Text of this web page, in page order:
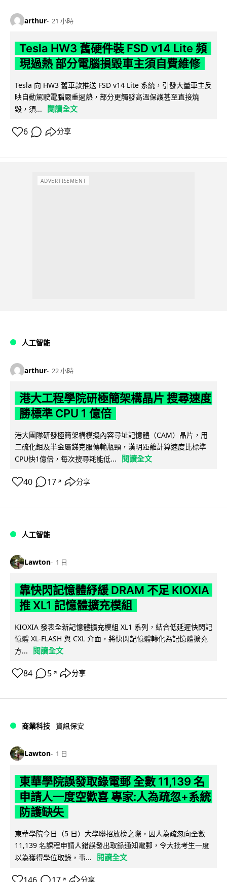
arthur 21 小時
Tesla HW3 舊硬件裝 FSD v14 Lite 頻
現過熱 部分電腦損毀車主須自費維修
Tesla 向 HW3 舊車款推送 FSD v14 Lite 系統，引發大量車主反
映自動駕駛電腦嚴重過熱，部分更觸發高溫保護甚至直接燒
毀，須...
閱讀全文
6 分享
ADVERTISEMENT
人工智能
arthur 22 小時
港大工程學院研極簡架構晶片 搜尋速度
勝標準 CPU 1 億倍
港大團隊研發極簡架構模擬內容尋址記憶體（CAM）晶片，用
二硫化鉬及半金屬銻克服傳輸瓶頸，漢明距離計算速度比標準
CPU快1億倍，每次搜尋耗能低...
閱讀全文
40 17 ↗ 分享
人工智能
Lawton 1 日
靠快閃記憶體紓緩 DRAM 不足 KIOXIA
推 XL1 記憶體擴充模組
KIOXIA 發表全新記憶體擴充模組 XL1 系列，結合低延遲快閃記
憶體 XL-FLASH 與 CXL 介面，將快閃記憶體轉化為記憶體擴充
方...
閱讀全文
84 5 ↗ 分享
商業科技 資訊保安
Lawton 1 日
東華學院誤發取錄電郵 全數 11,139 名
申請人一度空歡喜 專家:人為疏忽+系統
防護缺失
東華學院今日（5 日）大學聯招放榜之際，因人為疏忽向全數
11,139 名課程申請人錯誤發出取錄通知電郵，令大批考生一度
以為獲得學位取錄，事...
閱讀全文
↗ 分享